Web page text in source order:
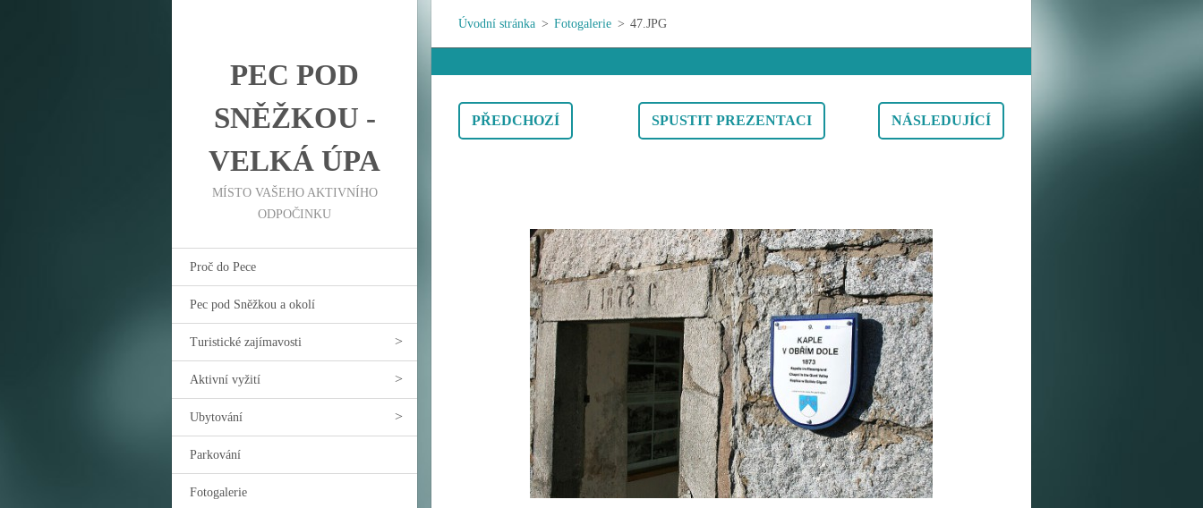
PEC POD
SNĚŽKOU -
VELKÁ ÚPA
MÍSTO VAŠEHO AKTIVNÍHO
ODPOČINKU
Proč do Pece
Pec pod Sněžkou a okolí
Turistické zajímavosti
Aktivní vyžití
Ubytování
Parkování
Fotogalerie
Úvodní stránka > Fotogalerie > 47.JPG
PŘEDCHOZÍ SPUSTIT PREZENTACI NÁSLEDUJÍCÍ